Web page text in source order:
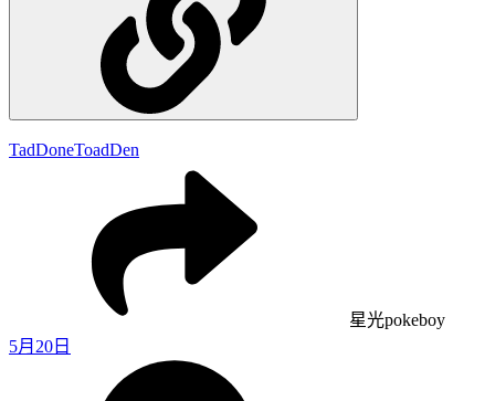
TadDoneToadDen
星光pokeboy
5月20日